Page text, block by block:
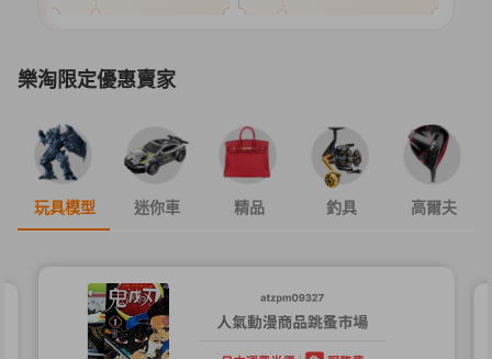
樂淘限定優惠賣家
玩具模型 迷你車 精品 釣具 高爾夫